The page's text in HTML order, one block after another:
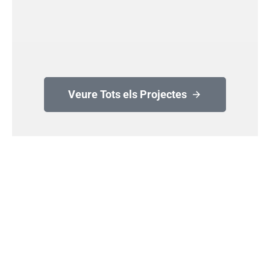
Veure Tots els Projectes